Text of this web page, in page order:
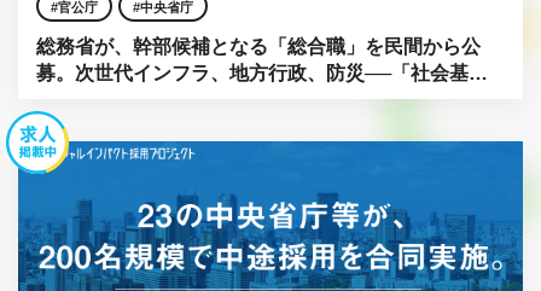
官公庁 中央省庁
総務省が、幹部候補となる「総合職」を民間から公
募。次世代インフラ、地方行政、防災──「社会基